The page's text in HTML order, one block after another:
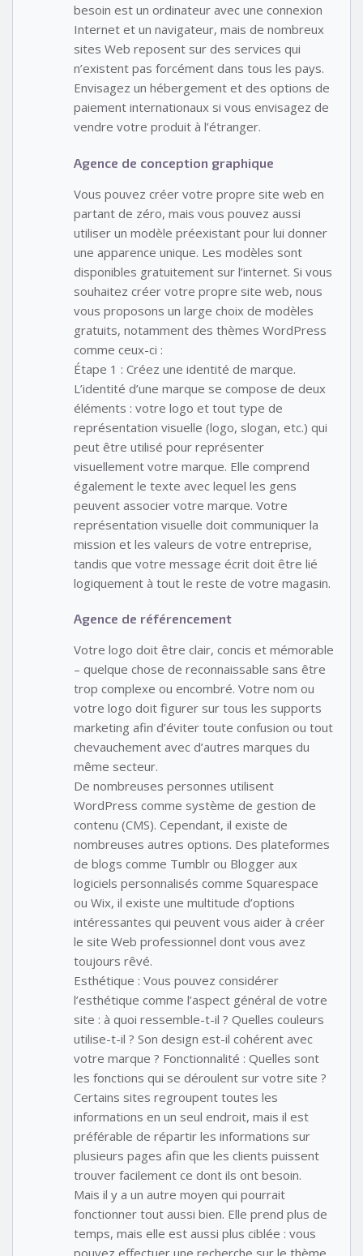
besoin est un ordinateur avec une connexion
Internet et un navigateur, mais de nombreux
sites Web reposent sur des services qui
n’existent pas forcément dans tous les pays.
Envisagez un hébergement et des options de
paiement internationaux si vous envisagez de
vendre votre produit à l’étranger.
Agence de conception graphique
Vous pouvez créer votre propre site web en
partant de zéro, mais vous pouvez aussi
utiliser un modèle préexistant pour lui donner
une apparence unique. Les modèles sont
disponibles gratuitement sur l’internet. Si vous
souhaitez créer votre propre site web, nous
vous proposons un large choix de modèles
gratuits, notamment des thèmes WordPress
comme ceux-ci :
Étape 1 : Créez une identité de marque.
L’identité d’une marque se compose de deux
éléments : votre logo et tout type de
représentation visuelle (logo, slogan, etc.) qui
peut être utilisé pour représenter
visuellement votre marque. Elle comprend
également le texte avec lequel les gens
peuvent associer votre marque. Votre
représentation visuelle doit communiquer la
mission et les valeurs de votre entreprise,
tandis que votre message écrit doit être lié
logiquement à tout le reste de votre magasin.
Agence de référencement
Votre logo doit être clair, concis et mémorable
– quelque chose de reconnaissable sans être
trop complexe ou encombré. Votre nom ou
votre logo doit figurer sur tous les supports
marketing afin d’éviter toute confusion ou tout
chevauchement avec d’autres marques du
même secteur.
De nombreuses personnes utilisent
WordPress comme système de gestion de
contenu (CMS). Cependant, il existe de
nombreuses autres options. Des plateformes
de blogs comme Tumblr ou Blogger aux
logiciels personnalisés comme Squarespace
ou Wix, il existe une multitude d’options
intéressantes qui peuvent vous aider à créer
le site Web professionnel dont vous avez
toujours rêvé.
Esthétique : Vous pouvez considérer
l’esthétique comme l’aspect général de votre
site : à quoi ressemble-t-il ? Quelles couleurs
utilise-t-il ? Son design est-il cohérent avec
votre marque ? Fonctionnalité : Quelles sont
les fonctions qui se déroulent sur votre site ?
Certains sites regroupent toutes les
informations en un seul endroit, mais il est
préférable de répartir les informations sur
plusieurs pages afin que les clients puissent
trouver facilement ce dont ils ont besoin.
Mais il y a un autre moyen qui pourrait
fonctionner tout aussi bien. Elle prend plus de
temps, mais elle est aussi plus ciblée : vous